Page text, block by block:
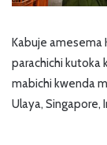
Kabuje amesema
parachichi kutoka
mabichi kwenda
Ulaya, Singapore,